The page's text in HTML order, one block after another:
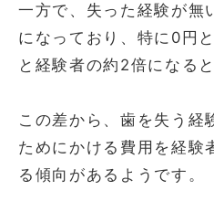
一方で、失った経験が無
になっており、特に0円
と経験者の約2倍になる
この差から、歯を失う経
ためにかける費用を経験
る傾向があるようです。